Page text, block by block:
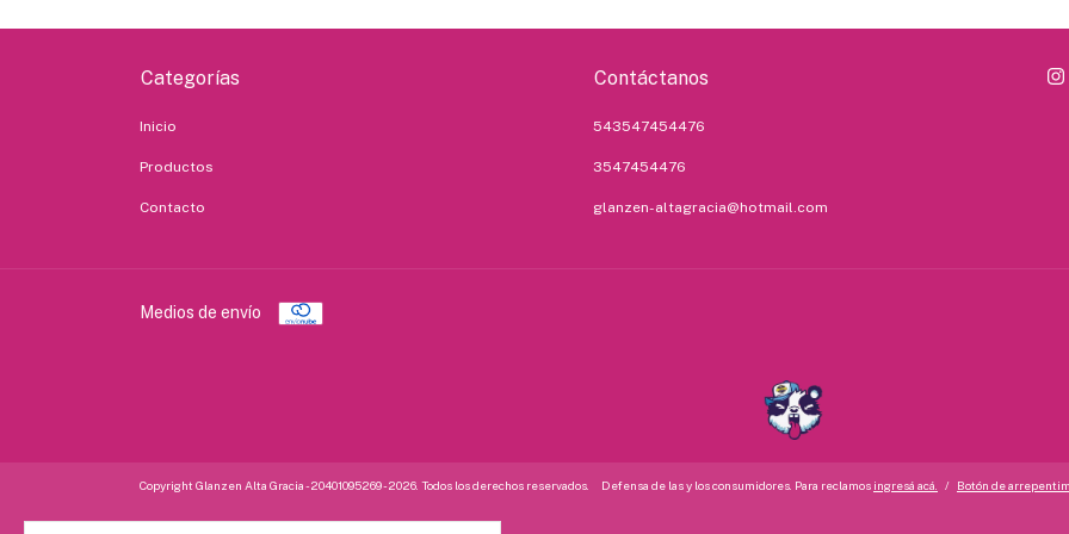
Categorías
Inicio
Productos
Contacto
Contáctanos
543547454476
3547454476
glanzen-altagracia@hotmail.com
Medios de envío
Copyright Glanzen Alta Gracia - 20401095269 - 2026. Todos los derechos reservados. Defensa de las y los consumidores. Para reclamos ingresá acá. / Botón de